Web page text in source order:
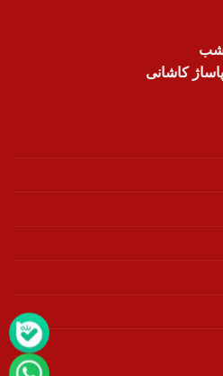
کاشانی